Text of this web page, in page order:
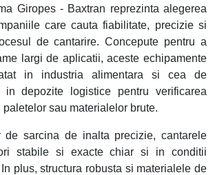
Giropes - Baxtran reprezinta alegerea
care cauta fiabilitate, precizie si
de cantarire. Concepute pentru a
largi de aplicatii, aceste echipamente
in industria alimentara si cea de
depozite logistice pentru verificarea
sau materialelor brute.
de sarcina de inalta precizie, cantarele
stabile si exacte chiar si in conditii
plus, structura robusta si materialele de